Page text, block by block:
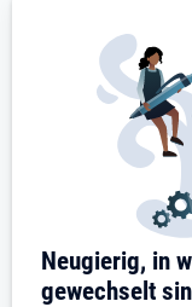
Neugierig, in
gewechselt